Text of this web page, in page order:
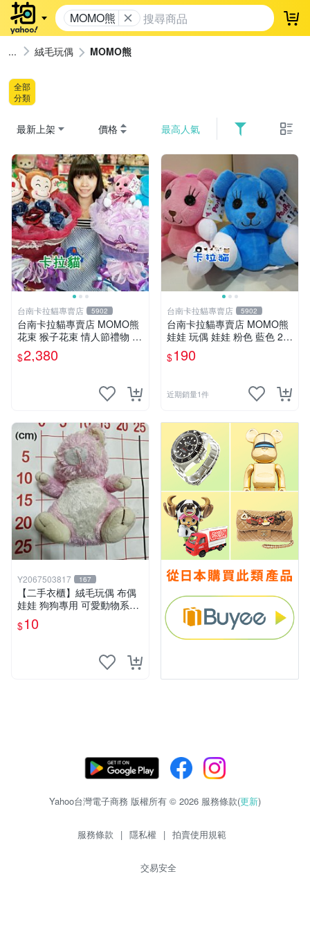
MOMO熊 登
絨毛玩偶 MOMO熊
全部
分類
最新上架 價格 最高人氣
台南卡拉貓專賣店 5902
台南卡拉貓專賣店 MOMO熊
花束 猴子花束 情人節禮物 二
選一 可繡字 可今天寄明天到
$2,380
台南卡拉貓專賣店 5902
台南卡拉貓專賣店 MOMO熊
娃娃 玩偶 娃娃 粉色 藍色 2色
分售
$190
近期銷量1件
Y2067503817 167
【二手衣櫃】絨毛玩偶 布偶
娃娃 狗狗專用 可愛動物系列
耐咬耐磨玩具 玩偶 粉紅熊寵
物玩具 1120929
$10
Yahoo台灣電子商務 版權所有 © 2026 服務條款(更新)
服務條款 | 隱私權 | 拍賣使用規範
交易安全